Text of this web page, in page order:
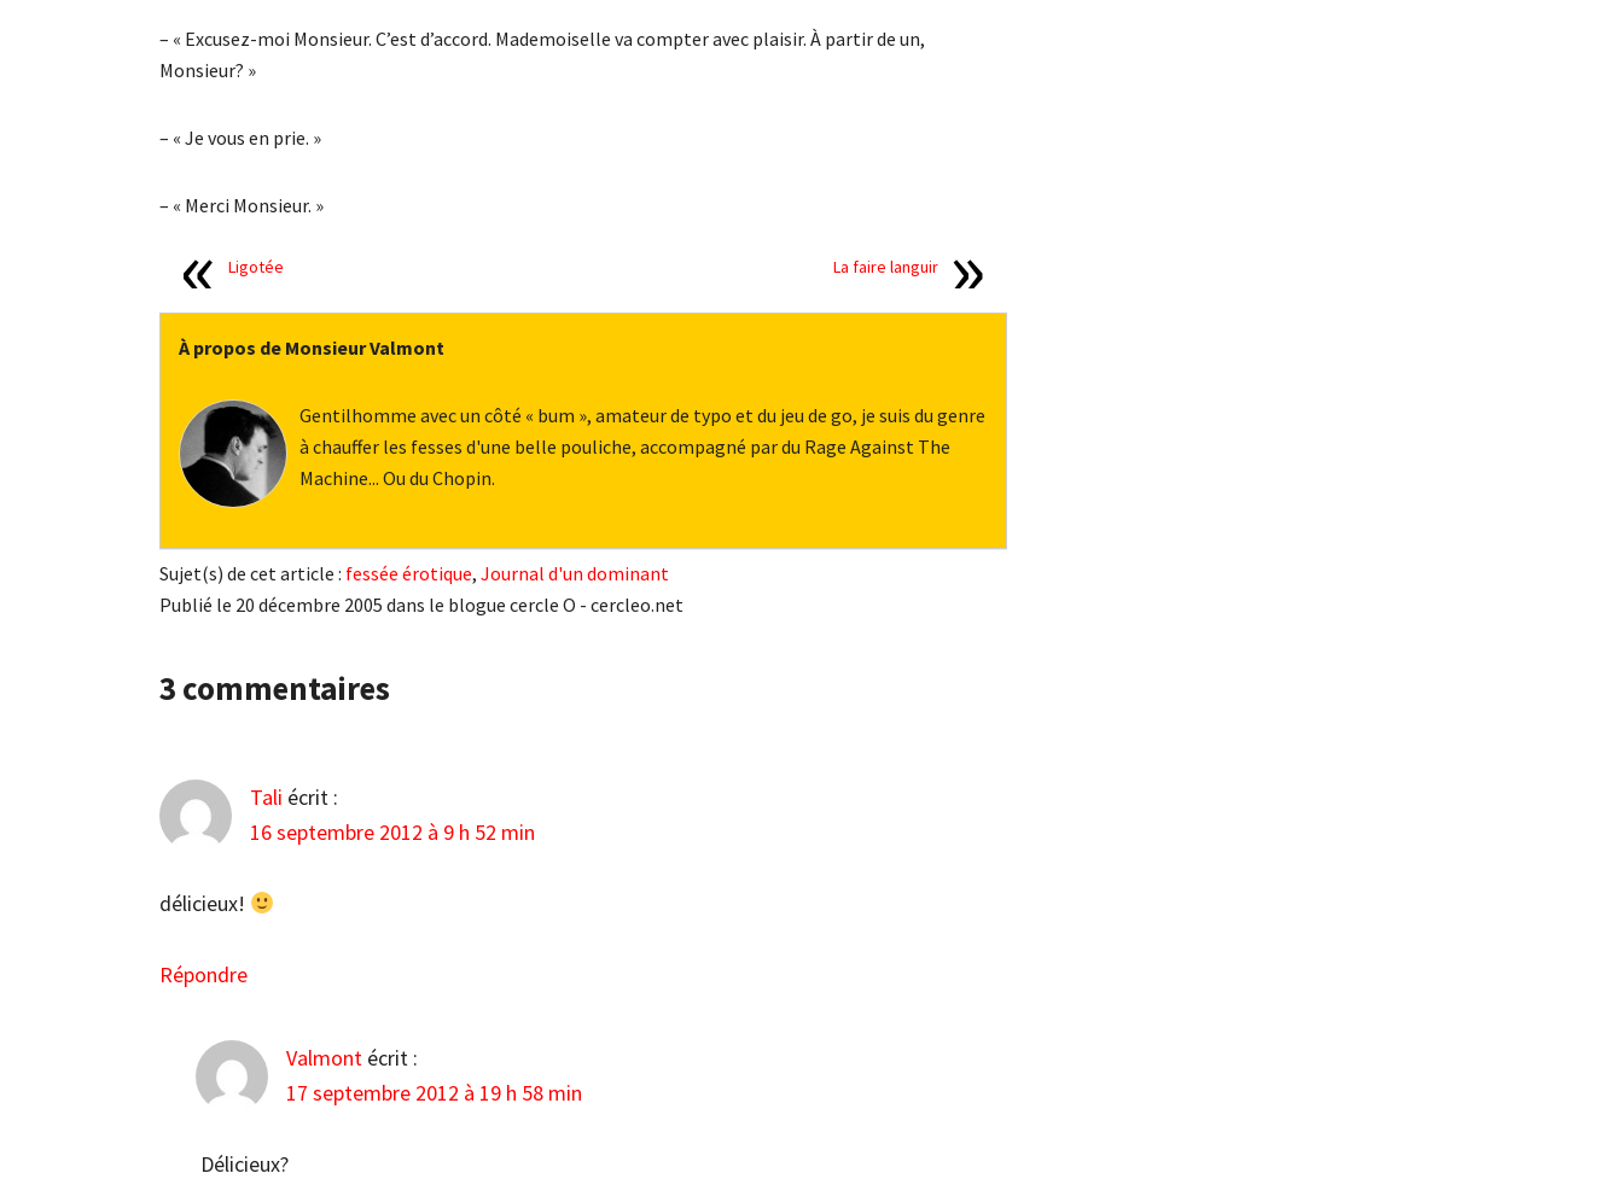
– « Excusez-moi Monsieur. C’est d’accord. Mademoiselle va compter avec plaisir. À partir de un,
Monsieur? »
– « Je vous en prie. »
– « Merci Monsieur. »
Ligotée La faire languir
À propos de Monsieur Valmont
Gentilhomme avec un côté « bum », amateur de typo et du jeu de go, je suis du genre
à chauffer les fesses d'une belle pouliche, accompagné par du Rage Against The
Machine... Ou du Chopin.
Sujet(s) de cet article : fessée érotique, Journal d'un dominant
Publié le 20 décembre 2005 dans le blogue cercle O - cercleo.net
Interactions
du
3 commentaires
Tali écrit :
16 septembre 2012 à 9 h 52 min
délicieux!
Répondre
Valmont écrit :
17 septembre 2012 à 19 h 58 min
Délicieux?